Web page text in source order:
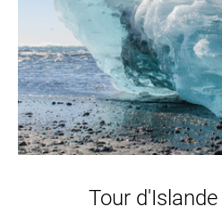
Tour